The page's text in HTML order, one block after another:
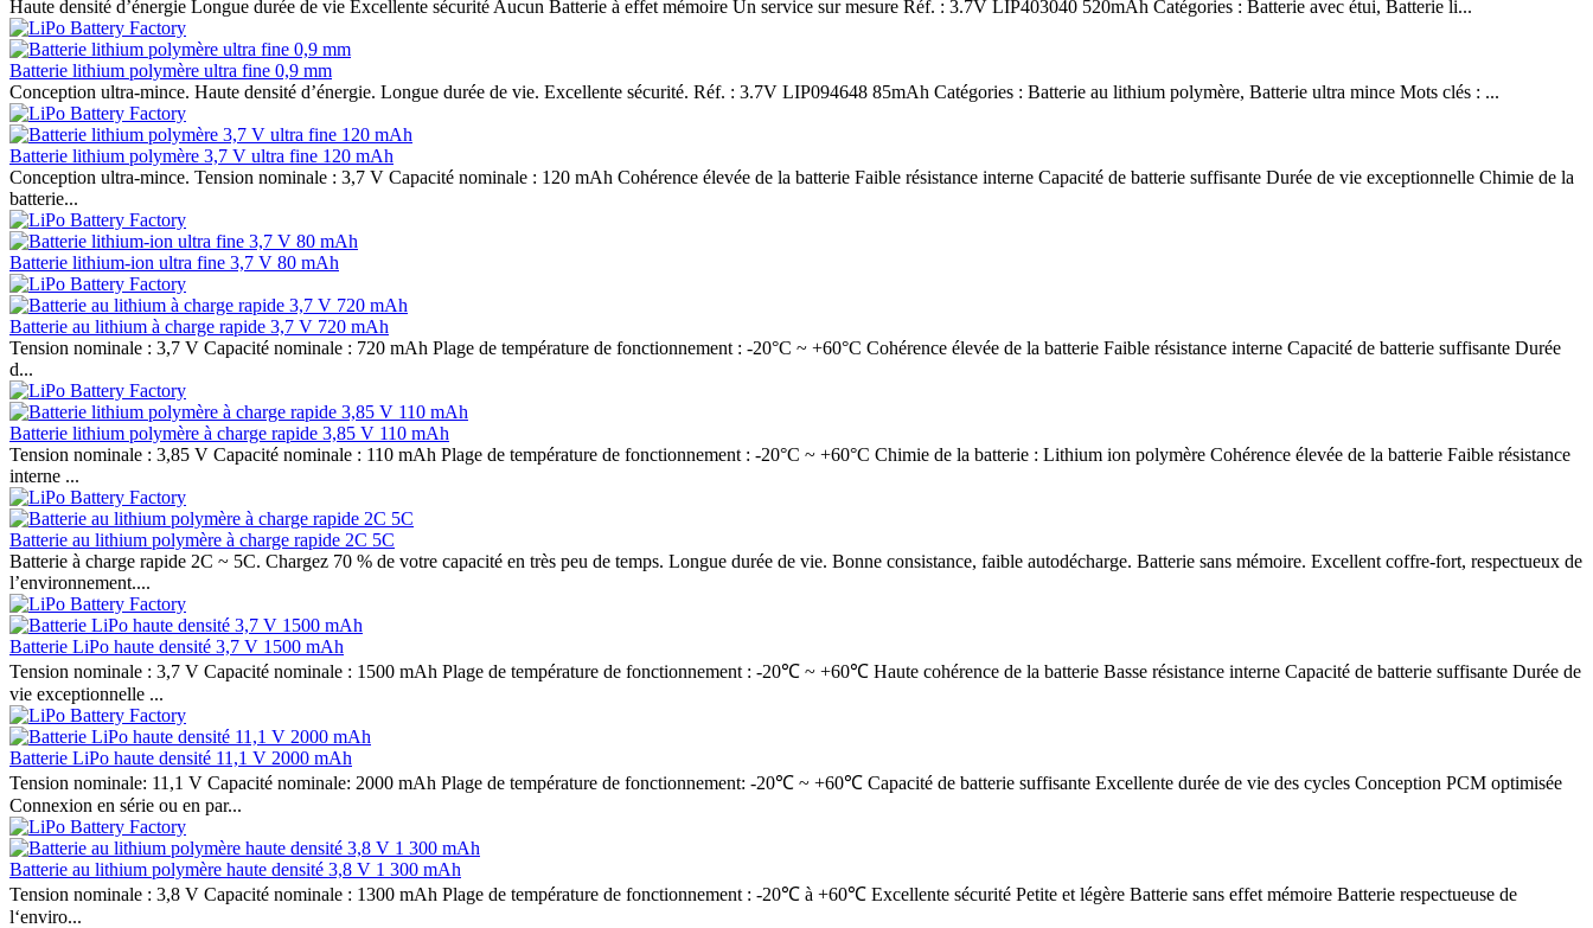
Haute densité d’énergie Longue durée de vie Excellente sécurité Aucun Batterie à effet mémoire Un service sur mesure Réf. : 3.7V LIP403040 520mAh Catégories : Batterie avec étui, Batterie li...
Batterie lithium polymère ultra fine 0,9 mm
Conception ultra-mince. Haute densité d’énergie. Longue durée de vie. Excellente sécurité. Réf. : 3.7V LIP094648 85mAh Catégories : Batterie au lithium polymère, Batterie ultra mince Mots clés : ...
Batterie lithium polymère 3,7 V ultra fine 120 mAh
Conception ultra-mince. Tension nominale : 3,7 V Capacité nominale : 120 mAh Cohérence élevée de la batterie Faible résistance interne Capacité de batterie suffisante Durée de vie exceptionnelle Chimie de la
batterie...
Batterie lithium-ion ultra fine 3,7 V 80 mAh
Batterie au lithium à charge rapide 3,7 V 720 mAh
Tension nominale : 3,7 V Capacité nominale : 720 mAh Plage de température de fonctionnement : -20°C ~ +60°C Cohérence élevée de la batterie Faible résistance interne Capacité de batterie suffisante Durée
d...
Batterie lithium polymère à charge rapide 3,85 V 110 mAh
Tension nominale : 3,85 V Capacité nominale : 110 mAh Plage de température de fonctionnement : -20°C ~ +60°C Chimie de la batterie : Lithium ion polymère Cohérence élevée de la batterie Faible résistance
interne ...
Batterie au lithium polymère à charge rapide 2C 5C
Batterie à charge rapide 2C ~ 5C. Chargez 70 % de votre capacité en très peu de temps. Longue durée de vie. Bonne consistance, faible autodécharge. Batterie sans mémoire. Excellent coffre-fort, respectueux de
l’environnement....
Batterie LiPo haute densité 3,7 V 1500 mAh
Tension nominale : 3,7 V Capacité nominale : 1500 mAh Plage de température de fonctionnement : -20℃ ~ +60℃ Haute cohérence de la batterie Basse résistance interne Capacité de batterie suffisante Durée de
vie exceptionnelle ...
Batterie LiPo haute densité 11,1 V 2000 mAh
Tension nominale: 11,1 V Capacité nominale: 2000 mAh Plage de température de fonctionnement: -20℃ ~ +60℃ Capacité de batterie suffisante Excellente durée de vie des cycles Conception PCM optimisée
Connexion en série ou en par...
Batterie au lithium polymère haute densité 3,8 V 1 300 mAh
Tension nominale : 3,8 V Capacité nominale : 1300 mAh Plage de température de fonctionnement : -20℃ à +60℃ Excellente sécurité Petite et légère Batterie sans effet mémoire Batterie respectueuse de
l‘enviro...